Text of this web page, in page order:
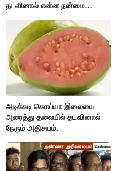
தடவினால் என்ன நன்மை
அடிக்கடி கொய்யா இலையை
அரைத்து தலையில் தடவினால்
நேரும் அதிசயம்.